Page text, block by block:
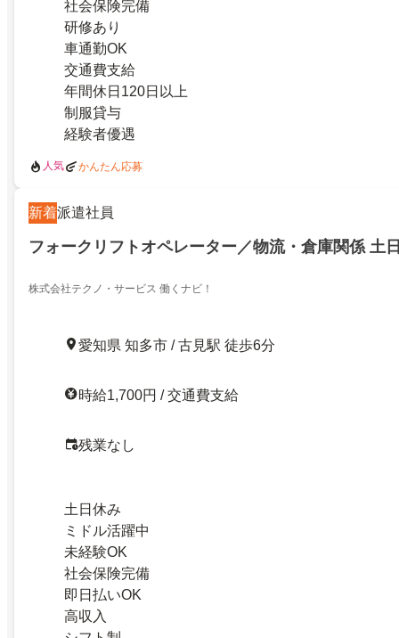
社会保険完備
研修あり
車通勤OK
交通費支給
年間休日120日以上
制服貸与
経験者優遇
人気 かんたん応募
新着派遣社員
フォークリフトオペレーター／物流・倉庫関係 土
株式会社テクノ・サービス 働くナビ！
愛知県 知多市 / 古見駅 徒歩6分
時給1,700円 / 交通費支給
残業なし
土日休み
ミドル活躍中
未経験OK
社会保険完備
即日払いOK
高収入